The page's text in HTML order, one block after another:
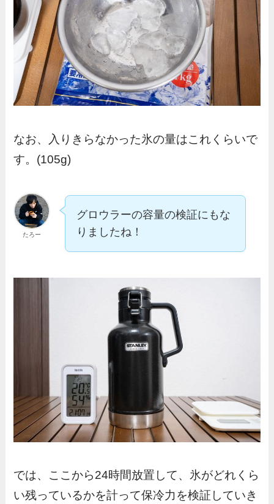
なお、入りきらなかった氷の量はこれくらいで
す。(105g)
たろー
グロウラーの容量の検証にもな
りましたね！
では、ここから24時間放置して、氷がどれくら
い残っているかを計って保冷力を検証していき